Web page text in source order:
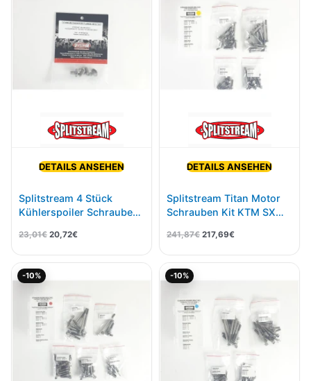
DETAILS ANSEHEN
Splitstream 4 Stück
Kühlerspoiler Schrauben
2016-
23,01€ 20,72€
DETAILS ANSEHEN
Splitstream Titan Motor
Schrauben Kit KTM SX
241,87€ 217,69€
-10%
289,15€260,23€.
-10%
199,34€ 179,40€.